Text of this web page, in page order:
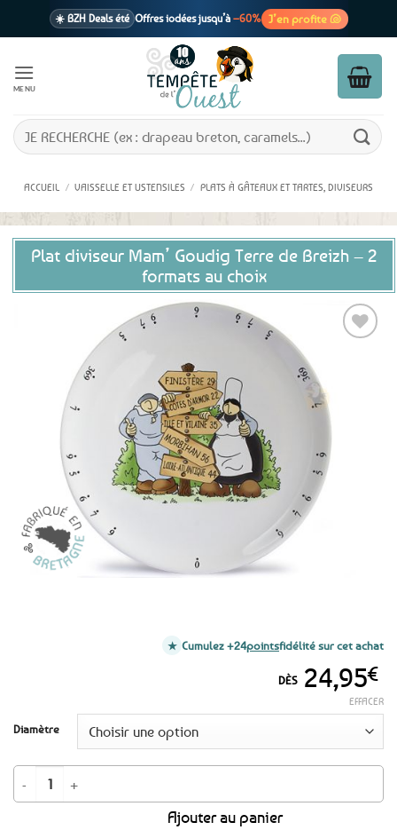
☀️ BZH Deals été Offres iodées jusqu’à –60% J’en profite 🐚
1 cadeau offertdès 39€ d’achats
En point relais dès 3,95€ seulement
MENU
Recherche
pour :
ACCUEIL / VAISSELLE ET USTENSILES / PLATS À GÂTEAUX ET TARTES, DIVISEURS
Plat diviseur Mam’ Goudig Terre de Breizh – 2
formats au choix
DÈS 24,95€
Diamètre
EFFACER
quantité de Plat diviseur Mam' Goudig Terre de Breizh - 2 formats au
Ajouter au panier
Cumulez +24pointsfidélité sur cet achat